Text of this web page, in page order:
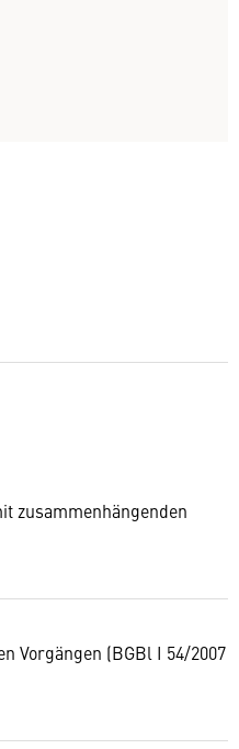
zusammenhängenden
Vorgängen (BGBl I 54/2007